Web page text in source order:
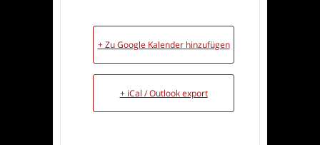
+ Zu Google Kalender hinzufügen
+ iCal / Outlook export